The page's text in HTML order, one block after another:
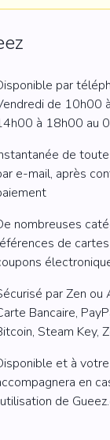
par
de 10h00
à 18h00 au
de
e-mail, après
nombreuses
de
par Zen ou
Bancaire,
Steam Key,
et à
en
de